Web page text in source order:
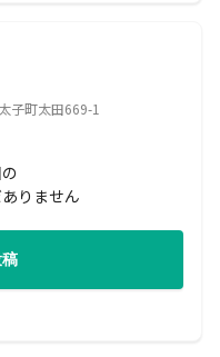
子町太田669-1
りません